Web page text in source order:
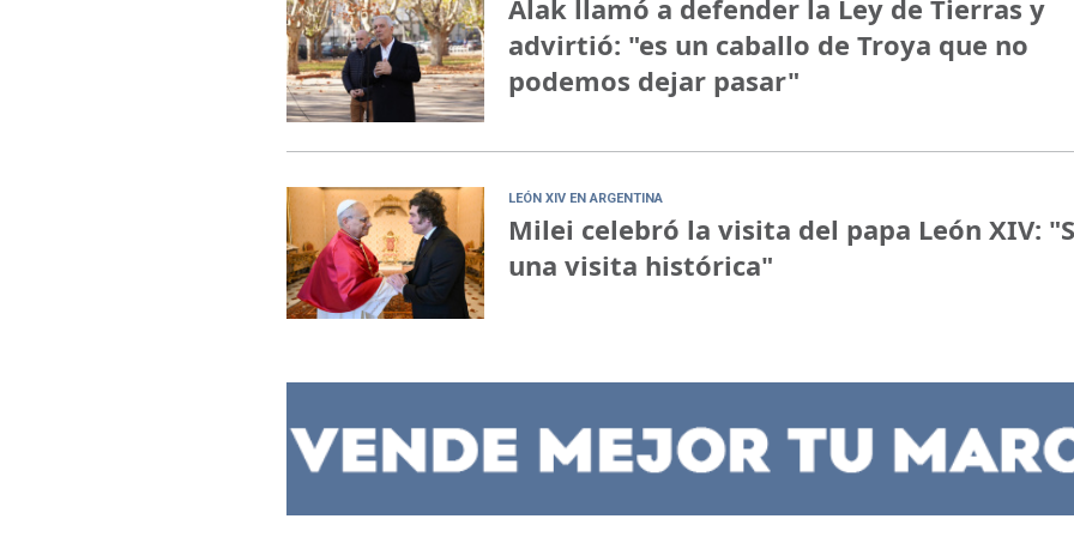
Alak llamó a defender la Ley de Tierras y
advirtió: "es un caballo de Troya que no
podemos dejar pasar"
LEÓN XIV EN ARGENTINA
Milei celebró la visita del papa León XIV:
una visita histórica"